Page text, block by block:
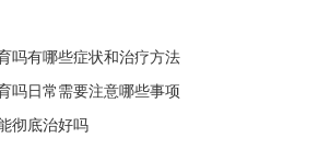
吗有哪些症状和治疗方法
吗日常需要注意哪些事项
彻底治好吗